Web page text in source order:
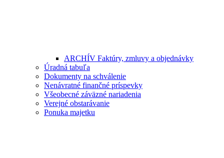
ARCHÍV Faktúry, zmluvy a objednávky
Úradná tabuľa
Dokumenty na schválenie
Nenávratné finančné príspevky
Všeobecné záväzné nariadenia
Verejné obstarávanie
Ponuka majetku